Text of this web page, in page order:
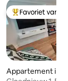
Topfavoriet van
Favoriet van
Appartement in